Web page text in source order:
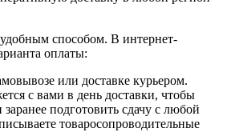
способом. В интернет-
оплаты:
или доставке курьером.
с вами в день доставки, чтобы
подготовить сдачу с любой
товаросопроводительные